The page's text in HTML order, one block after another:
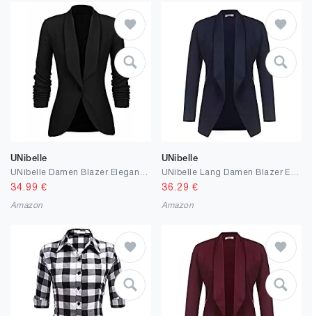
UNibelle
34.99 €
Amazon
UNibelle
36.29 €
Amazon